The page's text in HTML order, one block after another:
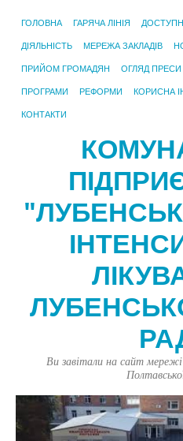
ГОЛОВНА ГАРЯЧА ЛІНІЯ
ДІЯЛЬНІСТЬ МЕРЕЖА ЗАКЛАДІВ
ПРИЙОМ ГРОМАДЯН ОГЛЯД ПРЕСИ
ПРОГРАМИ РЕФОРМИ КОРИСНА
КОНТАКТИ
Ви завітали на сайт мережі